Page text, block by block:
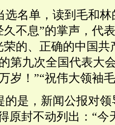
选名单，读到毛和
久不息”的掌声，代
荣的、正确的中国共
第九次全国代表大
岁！”“祝伟大领袖
的是，新闻公报对
原封不动列出：“今